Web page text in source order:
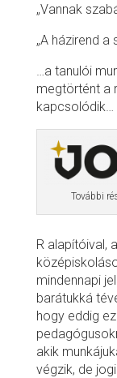
„Vannak
„A házirend a
…a tanulói
megtörtént a
kapcsolódik…
További
R alapítóival,
mindennapi
barátukká
hogy eddig
akik
végzik, de